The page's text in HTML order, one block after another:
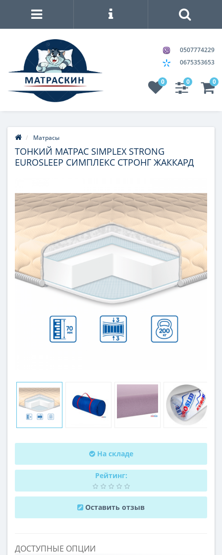
0507774229
0675353653
0 0 0
Матрасы
ТОНКИЙ МАТРАС SIMPLEX STRONG
EUROSLEEP СИМПЛЕКС СТРОНГ ЖАККАРД
На складе
Рейтинг:
Оставить отзыв
ДОСТУПНЫЕ ОПЦИИ